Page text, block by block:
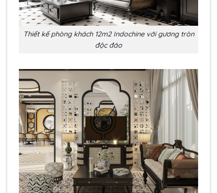
Thiết kế phòng khách 12m2 Indochine với gương tròn
độc đáo